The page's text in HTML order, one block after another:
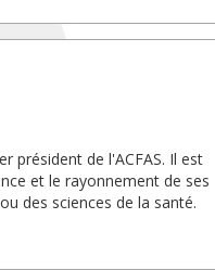
président de l'ACFAS. Il est
et le rayonnement de ses
des sciences de la santé.